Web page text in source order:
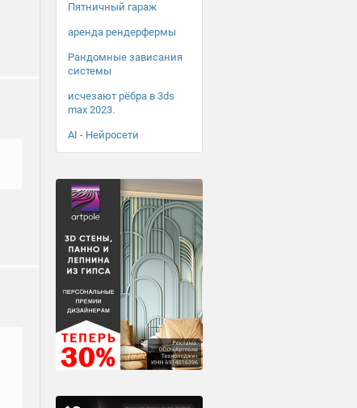
Пятничный гараж
аренда рендерфермы
Рандомные зависания
системы
исчезают рёбра в 3ds
max 2023.
AI - Нейросети